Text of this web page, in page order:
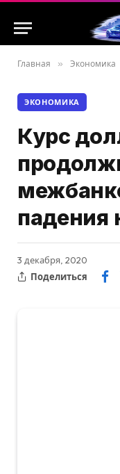
Главная » Экономика
ЭКОНОМИКА
Курс
падения
3 декабря, 2020
Поделиться